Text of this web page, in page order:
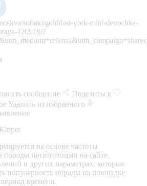
sobaki/golddast-york-mini-devochka-
120919/?
сообщение
Поделиться
Удалить из избранного
на основе частоты
посетителями на сайте,
и других параметрах, которые
популярность породы на площадке
времени.